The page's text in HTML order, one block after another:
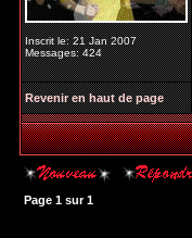
Inscrit le: 21 Jan 2007
Messages: 424
Revenir en haut de page
Page 1 sur1